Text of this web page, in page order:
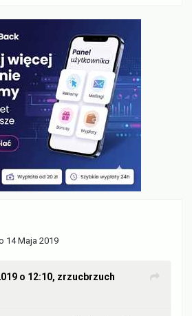
14 Maja 2019
o 12:10, zrzucbrzuch